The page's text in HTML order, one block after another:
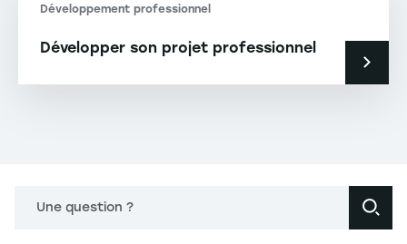
Développement professionnel
Développer son projet professionnel
Une question ?